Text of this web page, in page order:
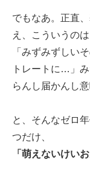
でもなあ。正直
え、こういうのは
「みずみずしい
トレートに…」
らんし届かんし意
と、そんなゼロ
つだけ、
「萌えないけい